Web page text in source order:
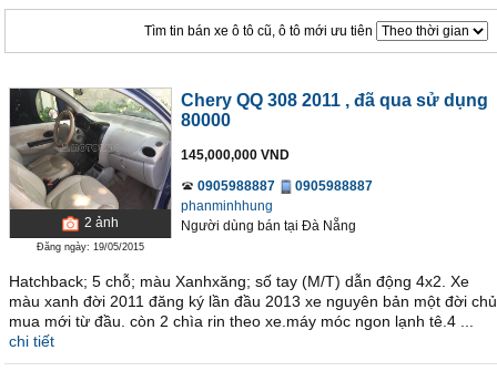
Tìm tin bán xe ô tô cũ, ô tô mới ưu tiên
2 ảnh
Đăng ngày: 19/05/2015
Chery QQ 308 2011 , đã qua sử dụng
80000
145,000,000 VND
0905988887
0905988887
phanminhhung
Người dùng bán tại Ðà Nẵng
Hatchback; 5 chỗ; màu Xanhxăng; số tay (M/T) dẫn động 4x2. Xe
màu xanh đời 2011 đăng ký lần đầu 2013 xe nguyên bản một đời chủ
mua mới từ đầu. còn 2 chìa rin theo xe.máy móc ngon lạnh tê.4 ...
chi tiết